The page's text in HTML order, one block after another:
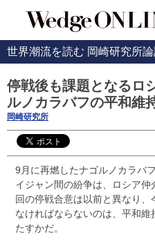
世界潮流を読む 岡崎研究所
停戦後も課題となるロ
ルノカラバフの平和維
岡崎研究所
9月に再燃したナゴルノカラバ
イジャン間の紛争は、ロシア
回の停戦合意は以前と異なり
なければならないのは、平和
たすかだ。